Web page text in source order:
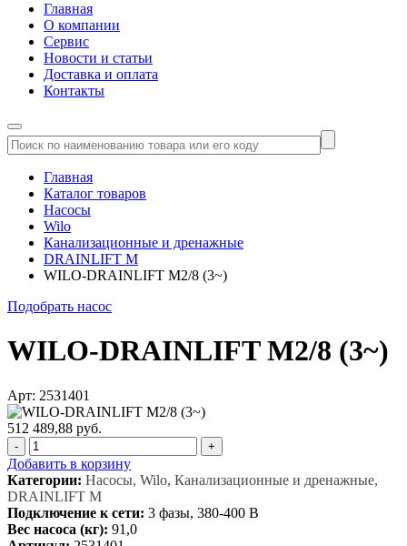
Главная
О компании
Сервис
Новости и статьи
Доставка и оплата
Контакты
Главная
Каталог товаров
Насосы
Wilo
Канализационные и дренажные
DRAINLIFT M
WILO-DRAINLIFT M2/8 (3~)
Подобрать насос
WILO-DRAINLIFT M2/8 (3~)
Арт: 2531401
512 489,88 руб.
- +
Добавить в корзину
Категории: Насосы, Wilo, Канализационные и дренажные,
DRAINLIFT M
Подключение к сети: 3 фазы, 380-400 В
Вес насоса (кг): 91,0